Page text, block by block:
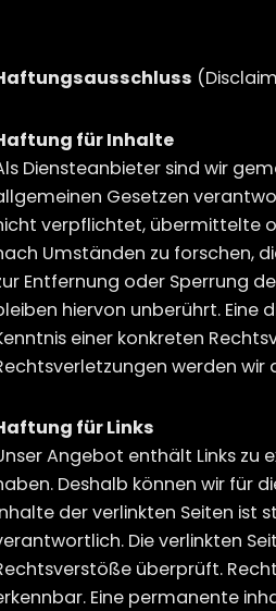
für Inhalte
Diensteanbieter sind wir
Gesetzen
verpflichtet, übermittelte
Umständen zu forschen,
Entfernung oder Sperrung
hiervon unberührt. Eine
einer konkreten
werden
für Links
Angebot enthält Links zu
Deshalb können wir für
der verlinkten Seiten ist
Die verlinkten
überprüft.
Eine permanente